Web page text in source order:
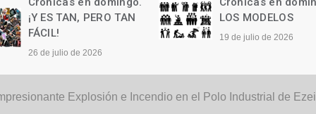
LOS MODELOS
19 de julio de 2026
Las palabras
12 de julio de 2026
Explosión e Incendio en el Polo Industrial de